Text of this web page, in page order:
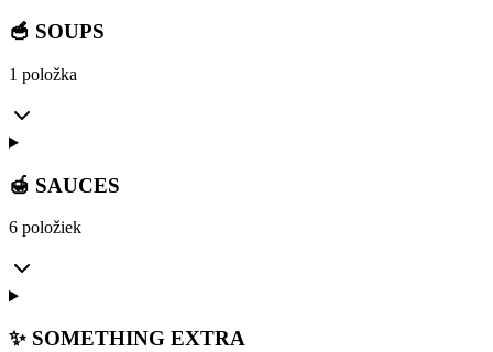
🥣 SOUPS
1 položka
🍯 SAUCES
6 položiek
✨ SOMETHING EXTRA